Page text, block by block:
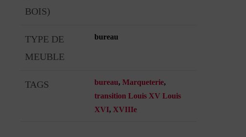
BOIS)
TYPE DE
MEUBLE
bureau
TAGS bureau, Marqueterie,
transition Louis XV Louis
XVI, XVIIIe